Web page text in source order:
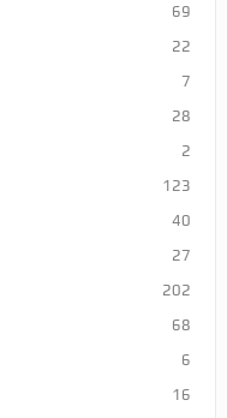
69
22
7
28
2
123
40
27
202
68
6
16